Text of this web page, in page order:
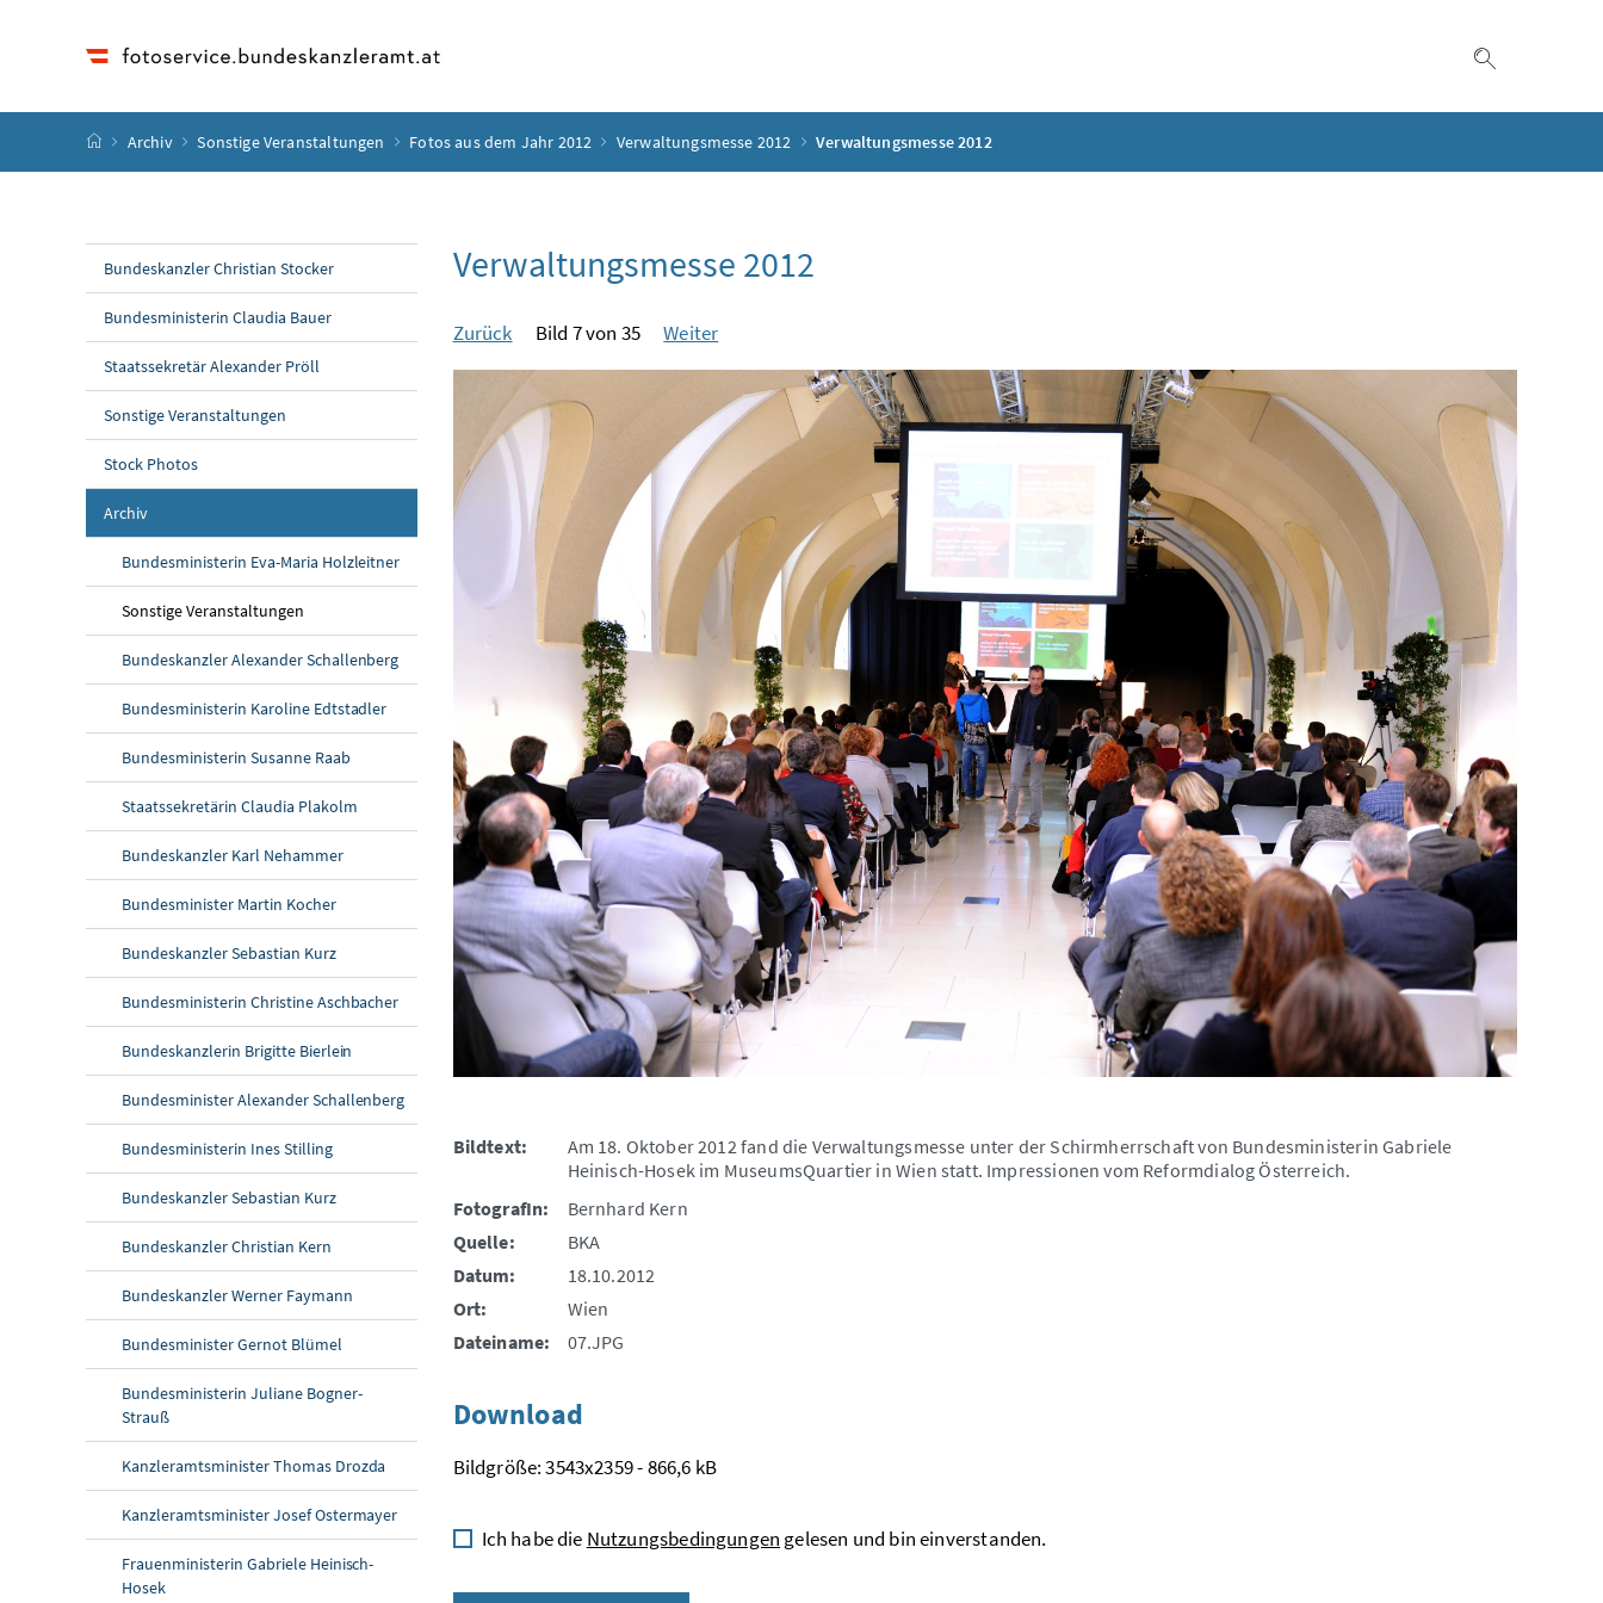
Startseite
Archiv Sonstige Veranstaltungen Fotos aus dem Jahr 2012 Verwaltungsmesse 2012 Verwaltungsmesse 2012
Bundeskanzler Christian Stocker
Bundesministerin Claudia Bauer
Staatssekretär Alexander Pröll
Sonstige Veranstaltungen
Stock Photos
Archiv
Bundesministerin Eva-Maria Holzleitner
Sonstige Veranstaltungen
Bundeskanzler Alexander Schallenberg
Bundesministerin Karoline Edtstadler
Bundesministerin Susanne Raab
Staatssekretärin Claudia Plakolm
Bundeskanzler Karl Nehammer
Bundesminister Martin Kocher
Bundeskanzler Sebastian Kurz
Bundesministerin Christine Aschbacher
Bundeskanzlerin Brigitte Bierlein
Bundesminister Alexander Schallenberg
Bundesministerin Ines Stilling
Bundeskanzler Sebastian Kurz
Bundeskanzler Christian Kern
Bundeskanzler Werner Faymann
Bundesminister Gernot Blümel
Bundesministerin Juliane Bogner-
Strauß
Kanzleramtsminister Thomas Drozda
Kanzleramtsminister Josef Ostermayer
Frauenministerin Gabriele Heinisch-
Hosek
Verwaltungsmesse 2012
Zurück Bild 7 von 35 Weiter
Bildtext:
Am 18. Oktober 2012 fand die Verwaltungsmesse unter der Schirmherrschaft von Bundesministerin Gabriele
Heinisch-Hosek im MuseumsQuartier in Wien statt. Impressionen vom Reformdialog Österreich.
FotografIn:
Bernhard Kern
Quelle:
BKA
Datum:
18.10.2012
Ort:
Wien
Dateiname:
07.JPG
Download
Bildgröße: 3543x2359 - 866,6 kB
Ich habe die Nutzungsbedingungen gelesen und bin einverstanden.